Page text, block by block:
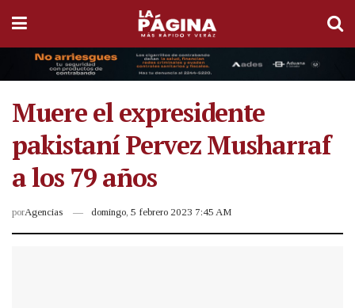
Muere el expresidente
pakistaní Pervez Musharraf
a los 79 años
porAgencias domingo, 5 febrero 2023 7:45 AM